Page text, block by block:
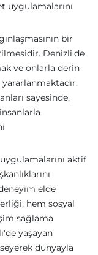
uygulamalarını
bir
Denizli'de
ve onlarla derin
sayesinde,
aktif
elde
hem sosyal
sağlama
yaşayan
dünyayla